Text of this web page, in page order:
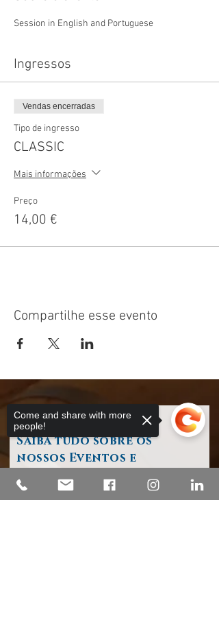
Session in English and Portuguese
Ingressos
Vendas encerradas
Tipo de ingresso
CLASSIC
Mais informações
Preço
14,00 €
Compartilhe esse evento
Saiba tudo sobre os
nossos Eventos e
Atividades
o seu endereço de e-mail
Come and share with more
people!